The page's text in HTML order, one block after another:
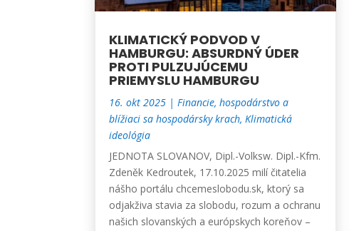
KLIMATICKÝ PODVOD V
HAMBURGU: ABSURDNÝ ÚDER
PROTI PULZUJÚCEMU
PRIEMYSLU HAMBURGU
16. okt 2025 |Financie, hospodárstvo a
blížiaci sa hospodársky krach,Klimatická
ideológia
JEDNOTA SLOVANOV, Dipl.-Volksw. Dipl.-Kfm.
Zdeněk Kedroutek, 17.10.2025 milí čitatelia
nášho portálu chcemeslobodu.sk, ktorý sa
odjakživa stavia za slobodu, rozum a ochranu
našich slovanských a európskych koreňov –